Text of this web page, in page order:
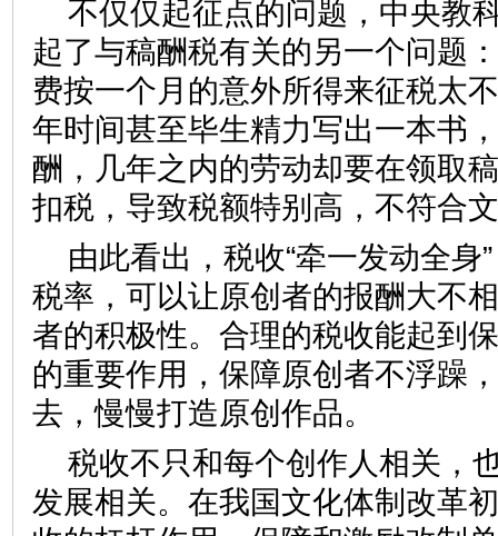
不仅仅起征点的问题，中央教
起了与稿酬税有关的另一个问题
费按一个月的意外所得来征税太
年时间甚至毕生精力写出一本书
酬，几年之内的劳动却要在领取
扣税，导致税额特别高，不符合
由此看出，税收“牵一发动全身
税率，可以让原创者的报酬大不
者的积极性。合理的税收能起到
的重要作用，保障原创者不浮躁
去，慢慢打造原创作品。
税收不只和每个创作人相关，
发展相关。在我国文化体制改革